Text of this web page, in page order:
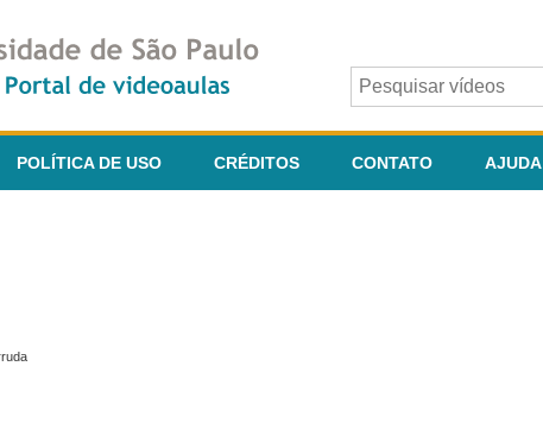
POLÍTICA DE USO CRÉDITOS CONTATO AJUDA